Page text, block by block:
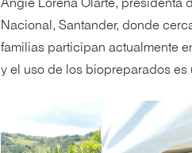
Angie Lorena Olarte, presidenta
Nacional, Santander, donde
familias participan actualmente
y el uso de los biopreparados es